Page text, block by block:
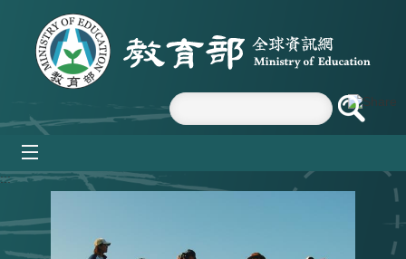
跳到主要內容區塊
:::